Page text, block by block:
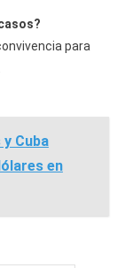
para
Cuba
en